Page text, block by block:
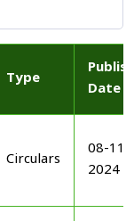
Type
Date
Circulars
08-11-
2024